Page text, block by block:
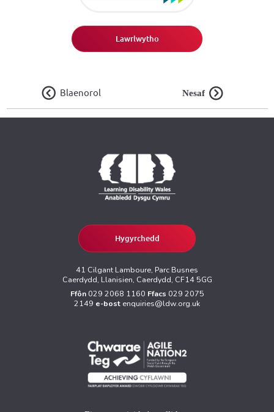
Lawrlwytho
Blaenorol Nesaf
Hygyrchedd
41 Cilgant Lamboure, Parc Busnes
Caerdydd, Llanisien, Caerdydd, CF14 5GG
Ffôn 029 2068 1160 Ffacs 029 2075
2149 e-bost enquiries@ldw.org.uk